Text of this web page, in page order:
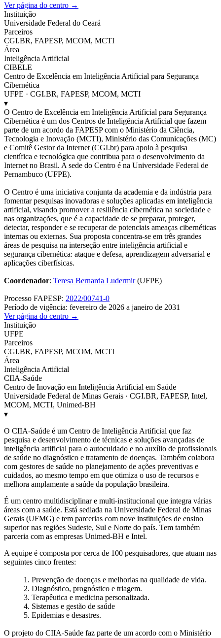
Ver página do centro →
Instituição
Universidade Federal do Ceará
Parceiros
CGI.BR, FAPESP, MCOM, MCTI
Área
Inteligência Artificial
CIBELE
Centro de Excelência em Inteligência Artificial para Segurança
Cibernética
UFPE · CGI.BR, FAPESP, MCOM, MCTI
▾
O Centro de Excelência em Inteligência Artificial para Segurança
Cibernética é um dos Centros de Inteligência Artificial que fazem
parte de um acordo da FAPESP com o Ministério da Ciência,
Tecnologia e Inovação (MCTI), Ministério das Comunicações (MC)
e Comitê Gestor da Internet (CGI.br) para apoio à pesquisa
científica e tecnológica que contribua para o desenvolvimento da
Internet no Brasil. A sede do Centro é na Universidade Federal de
Pernambuco (UFPE).
O Centro é uma iniciativa conjunta da academia e da indústria para
fomentar pesquisas inovadoras e soluções aplicadas em inteligência
artificial, visando promover a resiliência cibernética na sociedade e
nas organizações, que é a capacidade de se preparar, proteger,
detectar, responder e se recuperar de potenciais ameaças cibernéticas
internas ou externas. Sua proposta concentra-se em três grandes
áreas de pesquisa na interseção entre inteligência artificial e
segurança cibernética: ataque e defesa, aprendizagem adversarial e
aplicações ciberfísicas.
Coordenador: Teresa Bernarda Ludermir(UFPE)
Processo FAPESP: 2022/00741-0
Período de vigência: fevereiro de 2026 a janeiro de 2031
Ver página do centro →
Instituição
UFPE
Parceiros
CGI.BR, FAPESP, MCOM, MCTI
Área
Inteligência Artificial
CIIA-Saúde
Centro de Inovação em Inteligência Artificial em Saúde
Universidade Federal de Minas Gerais · CGI.BR, FAPESP, Intel,
MCOM, MCTI, Unimed-BH
▾
O CIIA-Saúde é um Centro de Inteligência Artificial que faz
pesquisa e desenvolvimento de técnicas e soluções avançadas de
inteligência artificial para o autocuidado e no auxílio de profissionais
de saúde no diagnóstico e tratamento de doenças. Também colabora
com gestores de saúde no planejamento de ações preventivas e
cuidados, ao mesmo tempo em que otimiza o uso de recursos e
melhora amplamente a saúde da população brasileira.
É um centro multidisciplinar e multi-institucional que integra várias
áreas com a saúde. Está sediada na Universidade Federal de Minas
Gerais (UFMG) e tem parcerias com nove instituições de ensino
superior nas regiões Sudeste, Sul e Norte do país. Tem também
parceria com as empresas Unimed-BH e Intel.
A equipe é composta por cerca de 100 pesquisadores, que atuam nas
seguintes cinco frentes:
1. Prevenção de doenças e melhorias na qualidade de vida.
2. Diagnóstico, prognóstico e triagem.
3. Terapêutica e medicina personalizada.
4. Sistemas e gestão de saúde
5. Epidemias e desastres.
O projeto do CIIA-Saúde faz parte de um acordo com o Ministério